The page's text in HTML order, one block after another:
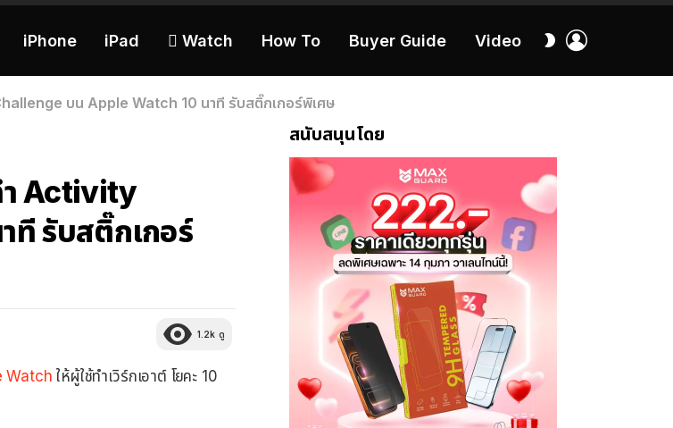
iPhone iPad  Watch How To Buyer Guide Video
สลับ
บน Apple Watch 10 นาที รับสติ๊กเกอร์พิเศษ
ำ Activity
ที รับสติ๊กเกอร์
1.2k ดู
Watch ให้ผู้ใช้ทำเวิร์กเอาต์ โยคะ 10
สนับสนุนโดย